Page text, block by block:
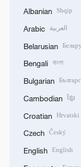
Albanian Shqip
Arabic العربية
Belarusian
Bengali বাংলা
Bulgarian
Cambodian ខ្មែរ
Croatian Hrvatski
Czech Český
English English